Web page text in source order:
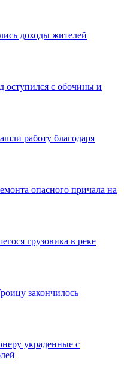
доходы жителей
оступился с обочины и
работу благодаря
опасного причала на
грузовика в реке
закончилось
украденные с